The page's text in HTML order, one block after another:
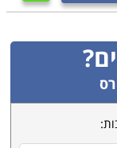
הלימוד, רמת
בהם.
בבניה, אשר